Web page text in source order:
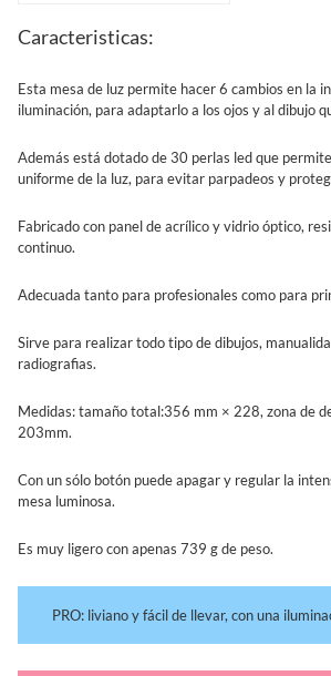
Caracteristicas:
Esta mesa de luz permite hacer 6 cambios en la
iluminación, para adaptarlo a los ojos y al dibujo
Además está dotado de 30 perlas led que
uniforme de la luz, para evitar parpadeos y
Fabricado con panel de acrílico y vidrio óptico,
continuo.
Adecuada tanto para profesionales como para
Sirve para realizar todo tipo de dibujos,
radiografias.
Medidas: tamaño total:356 mm × 228, zona de
203mm.
Con un sólo botón puede apagar y regular la
mesa luminosa.
Es muy ligero con apenas 739 g de peso.
PRO: liviano y fácil de llevar, con una